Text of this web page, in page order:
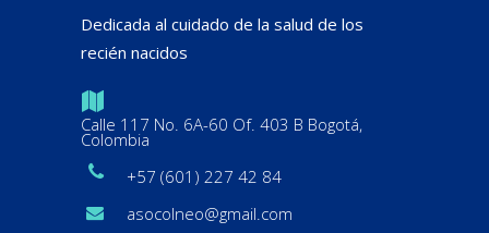
Dedicada al cuidado de la salud de los
recién nacidos
Calle 117 No. 6A-60 Of. 403 B Bogotá,
Colombia
+57 (601) 227 42 84
asocolneo@gmail.com